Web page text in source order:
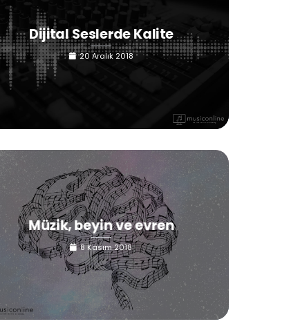
Dijital Seslerde Kalite
20 Aralık 2018
Müzik, beyin ve evren
8 Kasım 2018